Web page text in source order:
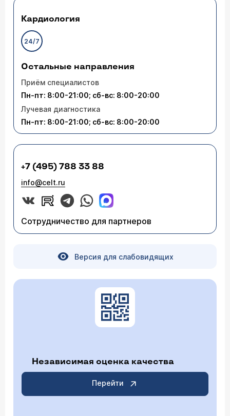
Кардиология
24/7
Остальные направления
Приём специалистов
Пн-пт: 8:00-21:00; сб-вс: 8:00-20:00
Лучевая диагностика
Пн-пт: 8:00-21:00; сб-вс: 8:00-20:00
+7 (495) 788 33 88
info@celt.ru
Сотрудничество для партнеров
Версия для слабовидящих
Независимая оценка качества
Перейти